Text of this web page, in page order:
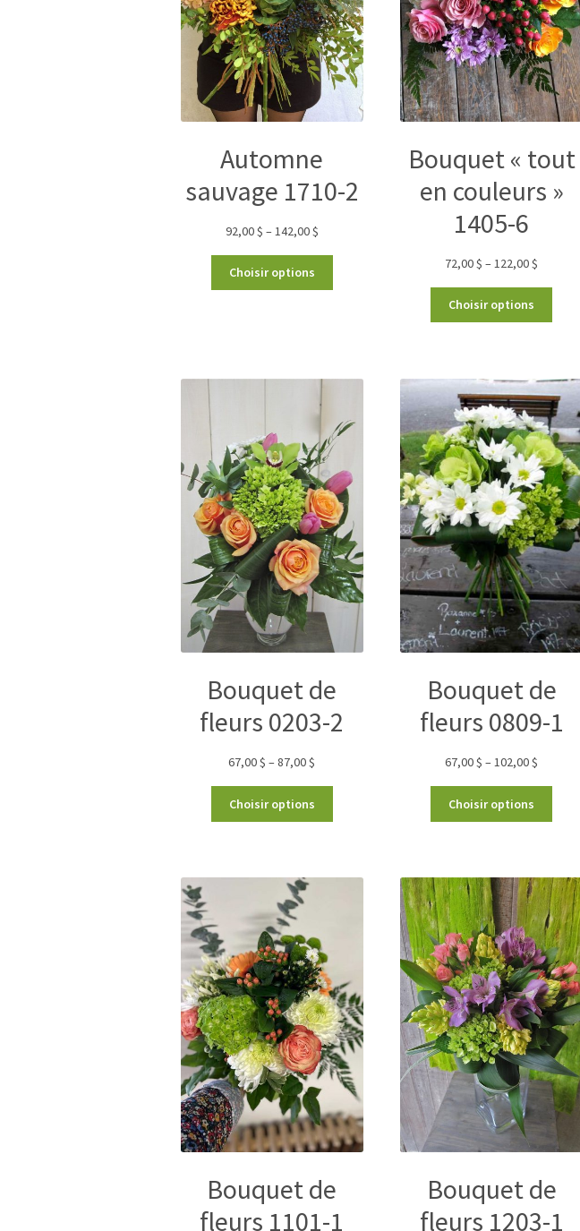
Automne
sauvage 1710-2
92,00$ –142,00$
Choisir options
Bouquet « tout
en couleurs »
1405-6
72,00$ –122,00$
Choisir options
Bouquet de
fleurs 0203-2
67,00$ –87,00$
Choisir options
Bouquet de
fleurs 0809-1
67,00$ –102,00$
Choisir options
Bouquet de
fleurs 1101-1
Bouquet de
fleurs 1203-1